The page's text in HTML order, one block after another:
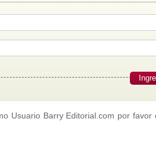
Usuario Barry Editorial.com por